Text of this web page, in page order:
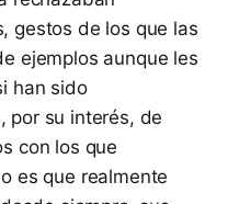
gestos de los que las
ejemplos aunque les
han sido
por su interés, de
con los que
es que realmente